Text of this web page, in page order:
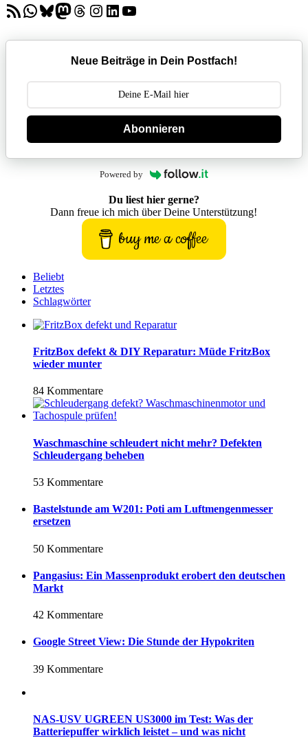
RSS-FeedWhatsApp
Bluesky
Mastodon
Threads
Instagram
LinkedIn
YouTube
Neue Beiträge in Dein Postfach!
Abonnieren
Powered by
Du liest hier gerne?
Dann freue ich mich über Deine Unterstützung!
buy me a coffee
Beliebt
Letztes
Schlagwörter
FritzBox defekt & DIY Reparatur: Müde FritzBox
wieder munter
84 Kommentare
Waschmaschine schleudert nicht mehr? Defekten
Schleudergang beheben
53 Kommentare
Bastelstunde am W201: Poti am Luftmengenmesser
ersetzen
50 Kommentare
Pangasius: Ein Massenprodukt erobert den deutschen
Markt
42 Kommentare
Google Street View: Die Stunde der Hypokriten
39 Kommentare
NAS-USV UGREEN US3000 im Test: Was der
Batteriepuffer wirklich leistet – und was nicht